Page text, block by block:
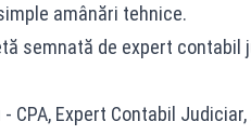
amânări tehnice.
semnată de expert
CPA, Expert Contabil